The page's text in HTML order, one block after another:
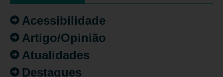
Acessibilidade
Artigo/Opinião
Atualidades
Destaques